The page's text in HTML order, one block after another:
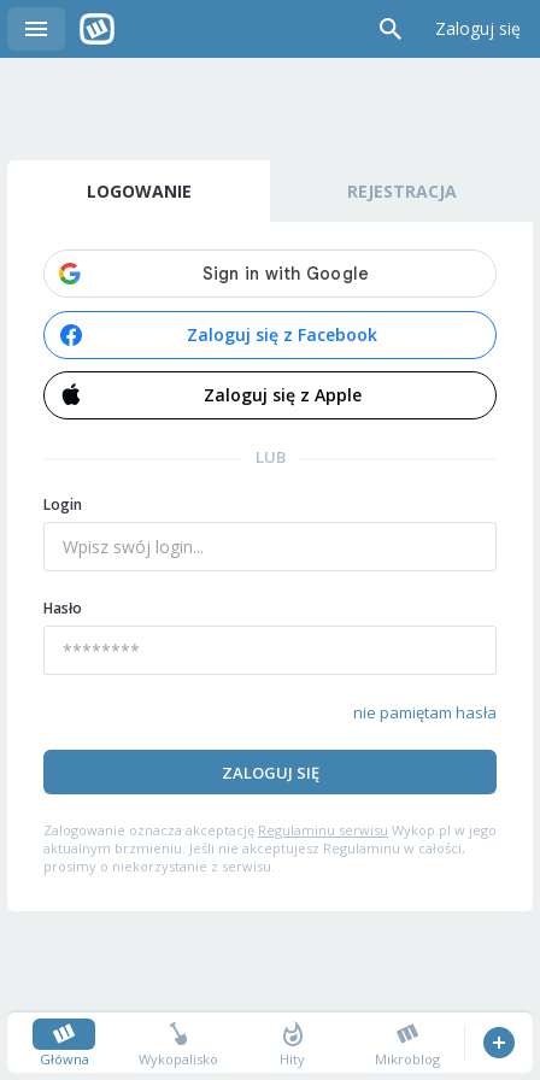
Zaloguj się
LOGOWANIE REJESTRACJA
Zaloguj się z Facebook
Zaloguj się z Apple
LUB
Login
Hasło
nie pamiętam hasła
ZALOGUJ SIĘ
Zalogowanie oznacza akceptację Regulaminu serwisu Wykop.pl w jego
aktualnym brzmieniu. Jeśli nie akceptujesz Regulaminu w całości,
prosimy o niekorzystanie z serwisu.
Główna Wykopalisko Hity Mikroblog